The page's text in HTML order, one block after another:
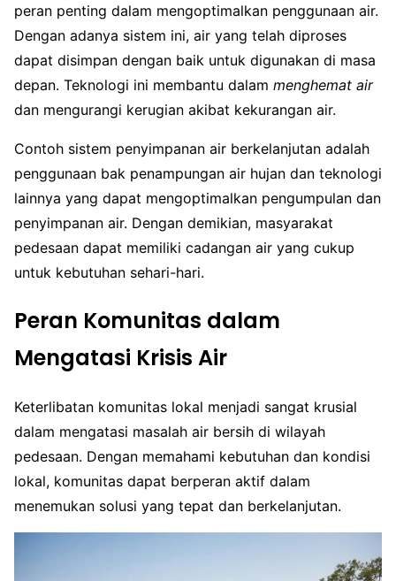
peran penting dalam mengoptimalkan penggunaan air.
Dengan adanya sistem ini, air yang telah diproses
dapat disimpan dengan baik untuk digunakan di masa
depan. Teknologi ini membantu dalam menghemat air
dan mengurangi kerugian akibat kekurangan air.
Contoh sistem penyimpanan air berkelanjutan adalah
penggunaan bak penampungan air hujan dan teknologi
lainnya yang dapat mengoptimalkan pengumpulan dan
penyimpanan air. Dengan demikian, masyarakat
pedesaan dapat memiliki cadangan air yang cukup
untuk kebutuhan sehari-hari.
Peran Komunitas dalam
Mengatasi Krisis Air
Keterlibatan komunitas lokal menjadi sangat krusial
dalam mengatasi masalah air bersih di wilayah
pedesaan. Dengan memahami kebutuhan dan kondisi
lokal, komunitas dapat berperan aktif dalam
menemukan solusi yang tepat dan berkelanjutan.